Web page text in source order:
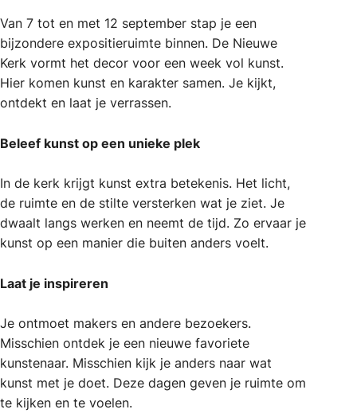
Van 7 tot en met 12 september stap je een
bijzondere expositieruimte binnen. De Nieuwe
Kerk vormt het decor voor een week vol kunst.
Hier komen kunst en karakter samen. Je kijkt,
ontdekt en laat je verrassen.
Beleef kunst op een unieke plek
In de kerk krijgt kunst extra betekenis. Het licht,
de ruimte en de stilte versterken wat je ziet. Je
dwaalt langs werken en neemt de tijd. Zo ervaar je
kunst op een manier die buiten anders voelt.
Laat je inspireren
Je ontmoet makers en andere bezoekers.
Misschien ontdek je een nieuwe favoriete
kunstenaar. Misschien kijk je anders naar wat
kunst met je doet. Deze dagen geven je ruimte om
te kijken en te voelen.